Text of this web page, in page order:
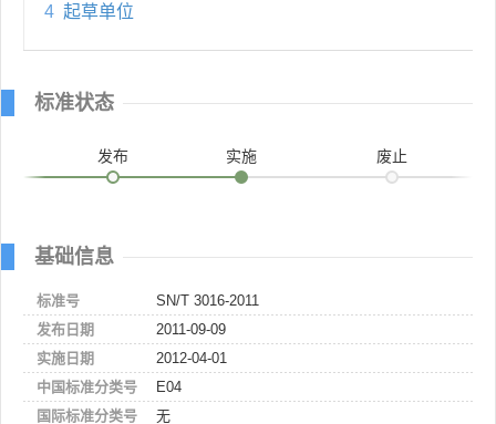
4 起草单位
标准状态
发布 实施 废止
基础信息
标准号
SN/T 3016-2011
发布日期
2011-09-09
实施日期
2012-04-01
中国标准分类号
E04
国际标准分类号
无